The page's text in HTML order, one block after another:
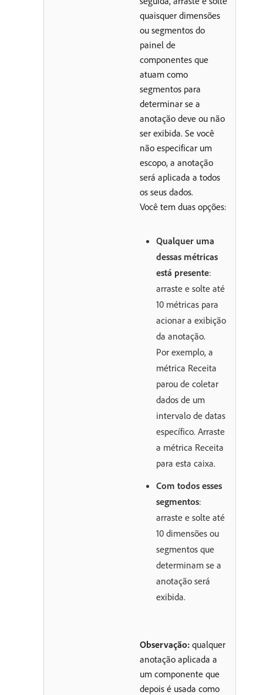
quaisquer dimensões
ou segmentos do
painel de
componentes que
atuam como
segmentos para
determinar se a
anotação deve ou não
ser exibida. Se você
não especificar um
escopo, a anotação
será aplicada a todos
os seus dados.
Você tem duas opções:
Qualquer uma
dessas métricas
está presente:
arraste e solte até
10 métricas para
acionar a exibição
da anotação.
Por exemplo, a
métrica Receita
parou de coletar
dados de um
intervalo de datas
específico. Arraste
a métrica Receita
para esta caixa.
Com todos esses
segmentos:
arraste e solte até
10 dimensões ou
segmentos que
determinam se a
anotação será
exibida.
Observação: qualquer
anotação aplicada a
um componente que
depois é usada como